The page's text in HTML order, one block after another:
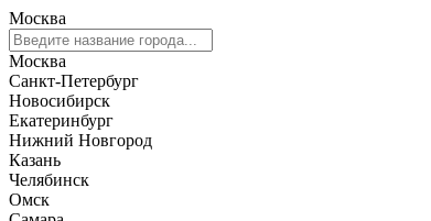
Москва
Москва
Санкт-Петербург
Новосибирск
Екатеринбург
Нижний Новгород
Казань
Челябинск
Омск